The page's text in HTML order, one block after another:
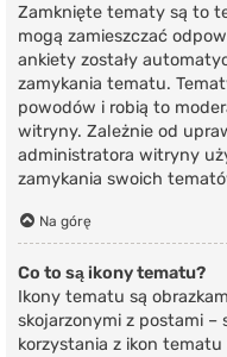
Zamknięte tematy są to
mogą zamieszczać
ankiety zostały
zamykania tematu.
powodów i robią to
witryny. Zależnie od
administratora witryny
zamykania swoich
Na górę
Co to są ikony tematu?
Ikony tematu są
skojarzonymi z postami –
korzystania z ikon